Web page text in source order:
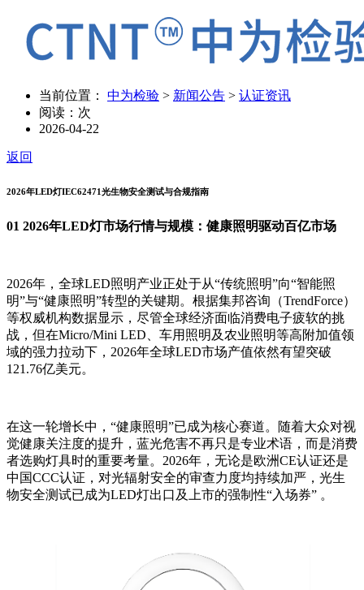
当前位置： 中为检验 > 新闻公告 > 认证资讯
阅读： 次
2026-04-22
返回
2026年LED灯IEC62471光生物安全测试与合规指南
01 2026年LED灯市场行情与规模：健康照明驱动百亿市场
2026年，全球LED照明产业正处于从“传统照明”向“智能照
明”与“健康照明”转型的关键期。根据集邦咨询（TrendForce）
等权威机构数据显示，尽管全球经济面临消费电子疲软的挑
战，但在Micro/Mini LED、车用照明及农业照明等高附加值领
域的强力拉动下，2026年全球LED市场产值依然有望突破
121.76亿美元。
在这一轮增长中，“健康照明”已成为核心赛道。随着大众对视
觉健康关注度的提升，蓝光危害不再只是专业术语，而是消费
者选购灯具时的重要考量。2026年，无论是欧洲CE认证还是
中国CCC认证，对光辐射安全的审查力度均持续加严，光生
物安全测试已成为LED灯出口及上市的强制性“入场券” 。